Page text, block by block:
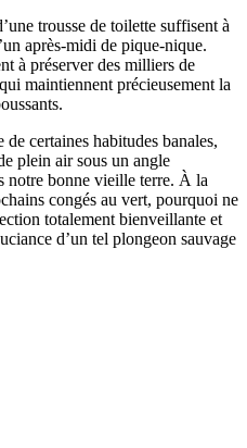
trousse de toilette suffisent à
après-midi de pique-nique.
à préserver des milliers de
maintiennent précieusement la
certaines habitudes banales,
plein air sous un angle
notre bonne vieille terre. À la
congés au vert, pourquoi ne
totalement bienveillante et
d’un tel plongeon sauvage